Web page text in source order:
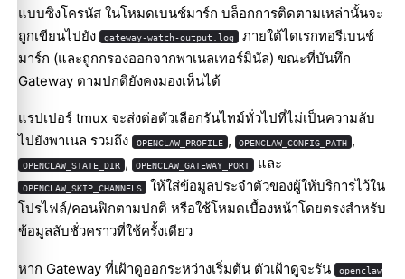
แบบซิงโครนัส ในโหมดเบนช์มาร์ก บล็อกการติดตามเหล่านั้นจะ
ถูกเขียนไปยัง
gateway-watch-output.log ภายใต้ไดเรกทอรีเบนช์
มาร์ก (และถูกกรองออกจากพาเนลเทอร์มินัล) ขณะที่บันทึก
Gateway ตามปกติยังคงมองเห็นได้
แรปเปอร์ tmux จะส่งต่อตัวเลือกรันไทม์ทั่วไปที่ไม่เป็นความลับ
ไปยังพาเนล รวมถึง
OPENCLAW_PROFILE , OPENCLAW_CONFIG_PATH ,
OPENCLAW_STATE_DIR , OPENCLAW_GATEWAY_PORT และ
OPENCLAW_SKIP_CHANNELS ให้ใส่ข้อมูลประจำตัวของผู้ให้บริการไว้ใน
โปรไฟล์/คอนฟิกตามปกติ หรือใช้โหมดเบื้องหน้าโดยตรงสำหรับ
ข้อมูลลับชั่วคราวที่ใช้ครั้งเดียว
หาก Gateway ที่เฝ้าดูออกระหว่างเริ่มต้น ตัวเฝ้าดูจะรัน openclaw